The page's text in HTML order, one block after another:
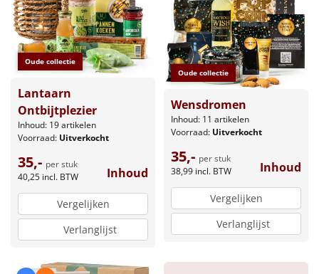
Warmtekussen
NIEUW
Slowcooker POPULAIR
Noodradio
Deken (fleece plaid)
Alle artikelen
Overige
Personeel
Oude collectie
Lantaarn
Ontbijtplezier
Inhoud: 19 artikelen
Voorraad: Uitverkocht
35,- per stuk
40,25 incl. BTW Inhoud
Vergelijken
Verlanglijst
Oude collectie
Wensdromen
Inhoud: 11 artikelen
Voorraad: Uitverkocht
35,- per stuk
38,99 incl. BTW Inhoud
Vergelijken
Verlanglijst